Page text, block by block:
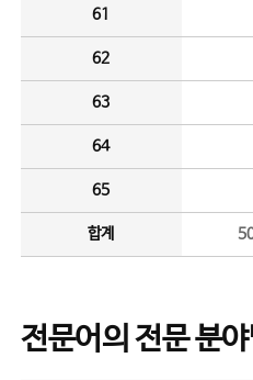
61
62
63
64
65
합계
전문어의 전문 분